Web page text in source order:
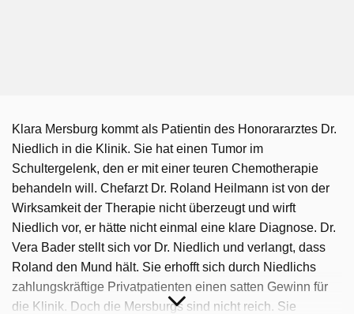
Klara Mersburg kommt als Patientin des Honorararztes Dr.
Niedlich in die Klinik. Sie hat einen Tumor im
Schultergelenk, den er mit einer teuren Chemotherapie
behandeln will. Chefarzt Dr. Roland Heilmann ist von der
Wirksamkeit der Therapie nicht überzeugt und wirft
Niedlich vor, er hätte nicht einmal eine klare Diagnose. Dr.
Vera Bader stellt sich vor Dr. Niedlich und verlangt, dass
Roland den Mund hält. Sie erhofft sich durch Niedlichs
zahlungskräftige Privatpatienten einen satten Gewinn für
die Klinik. Doch die Mersburgs sind nicht reich. Sie